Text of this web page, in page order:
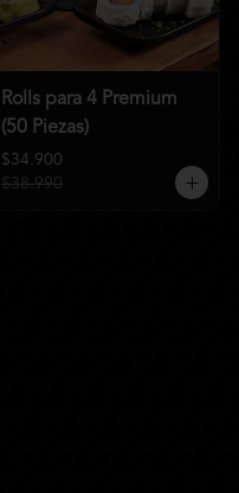
Rolls para 4 Premium
(50 Piezas)
$34.900
$38.990